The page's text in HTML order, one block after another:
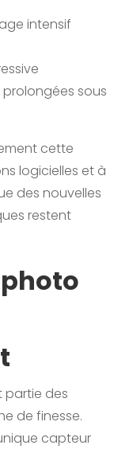
intensif
sous
cette
logicielles et à
des nouvelles
restent
partie des
de finesse.
capteur